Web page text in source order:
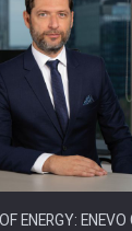
ENERGY: ENEVO